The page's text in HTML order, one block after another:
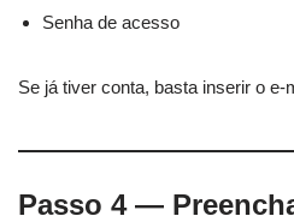
Senha de acesso
Se já tiver conta, basta inserir o e-
Passo 4 —